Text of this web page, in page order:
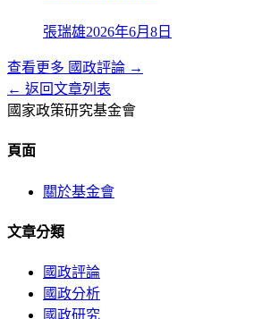
張瑞雄2026年6月8日
查看更多 國政評論 →
← 返回文章列表
國家政策研究基金會
頁面
關於基金會
文章分類
國政評論
國政分析
國政研究